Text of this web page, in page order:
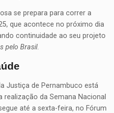
se prepara para correr a
que acontece no próximo dia
continuidade ao seu projeto
pelo Brasil.
Justiça de Pernambuco está
da Semana Nacional
até a sexta-feira, no Fórum